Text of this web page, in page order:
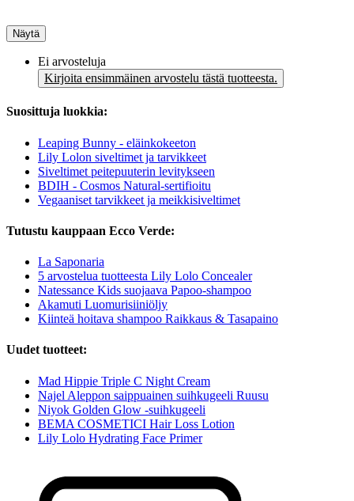
Näytä
Ei arvosteluja
Kirjoita ensimmäinen arvostelu tästä tuotteesta.
Suosittuja luokkia:
Leaping Bunny - eläinkokeeton
Lily Lolon siveltimet ja tarvikkeet
Siveltimet peitepuuterin levitykseen
BDIH - Cosmos Natural-sertifioitu
Vegaaniset tarvikkeet ja meikkisiveltimet
Tutustu kauppaan Ecco Verde:
La Saponaria
5 arvostelua tuotteesta Lily Lolo Concealer
Natessance Kids suojaava Papoo-shampoo
Akamuti Luomurisiiniöljy
Kiinteä hoitava shampoo Raikkaus & Tasapaino
Uudet tuotteet:
Mad Hippie Triple C Night Cream
Najel Aleppon saippuainen suihkugeeli Ruusu
Niyok Golden Glow -suihkugeeli
BEMA COSMETICI Hair Loss Lotion
Lily Lolo Hydrating Face Primer